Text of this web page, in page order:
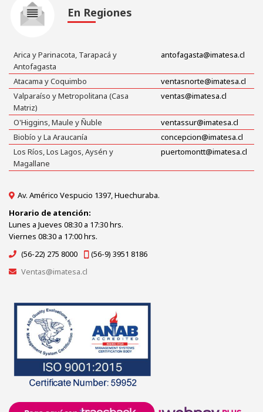
En Regiones
Arica y Parinacota, Tarapacá y
Antofagasta
antofagasta@imatesa.cl
Atacama y Coquimbo
ventasnorte@imatesa.cl
Valparaíso y Metropolitana (Casa
Matriz)
ventas@imatesa.cl
O'Higgins, Maule y Ñuble
ventassur@imatesa.cl
Biobío y La Araucanía
concepcion@imatesa.cl
Los Ríos, Los Lagos, Aysén y
Magallane
puertomontt@imatesa.cl
Av. Américo Vespucio 1397, Huechuraba.
Horario de atención:
Lunes a Jueves 08:30 a 17:30 hrs.
Viernes 08:30 a 17:00 hrs.
(56-22) 275 8000
(56-9) 3951 8186
Ventas@imatesa.cl